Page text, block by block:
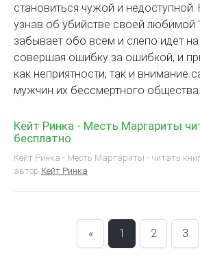
становиться чужой и
узнав об убийстве своей любимой
забывает обо всем и слепо идет
совершая ошибку за ошибкой, и
как неприятности, так и внимание
мужчин их бессмертного общества...
Кейт Ринка - Месть Маргариты
бесплатно
Кейт Ринка - Месть Маргариты - читать
автор Кейт Ринка
« 1 2 3